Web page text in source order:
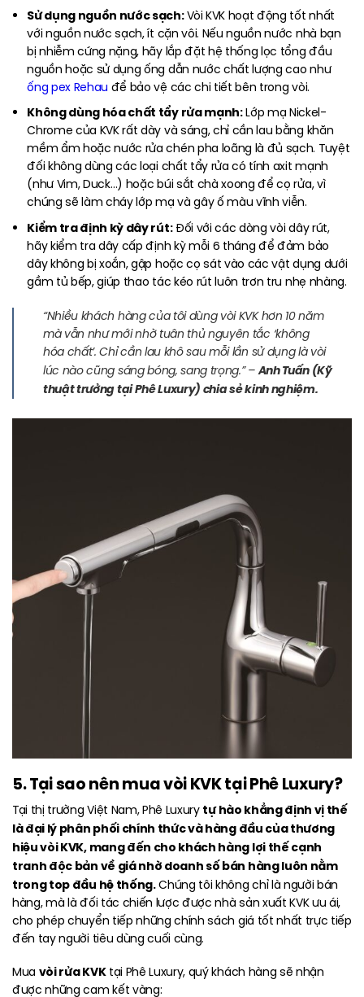
Sử dụng nguồn nước sạch:Vòi KVK hoạt động tốt nhất
với nguồn nước sạch, ít cặn vôi. Nếu nguồn nước nhà bạn
bị nhiễm cứng nặng, hãy lắp đặt hệ thống lọc tổng đầu
nguồn hoặc sử dụng ống dẫn nước chất lượng cao như
ống pex Rehau để bảo vệ các chi tiết bên trong vòi.
Không dùng hóa chất tẩy rửa mạnh:Lớp mạ Nickel-
Chrome của KVK rất dày và sáng, chỉ cần lau bằng khăn
mềm ẩm hoặc nước rửa chén pha loãng là đủ sạch. Tuyệt
đối không dùng các loại chất tẩy rửa có tính axit mạnh
(như Vim, Duck…) hoặc búi sắt chà xoong để cọ rửa, vì
chúng sẽ làm cháy lớp mạ và gây ố màu vĩnh viễn.
Kiểm tra định kỳ dây rút:Đối với các dòng vòi dây rút,
hãy kiểm tra dây cấp định kỳ mỗi 6 tháng để đảm bảo
dây không bị xoắn, gập hoặc cọ sát vào các vật dụng dưới
gầm tủ bếp, giúp thao tác kéo rút luôn trơn tru nhẹ nhàng.
“Nhiều khách hàng của tôi dùng vòi KVK hơn 10 năm
mà vẫn như mới nhờ tuân thủ nguyên tắc ‘không
hóa chất’. Chỉ cần lau khô sau mỗi lần sử dụng là vòi
lúc nào cũng sáng bóng, sang trọng.”–Anh Tuấn (Kỹ
thuật trưởng tại Phê Luxury) chia sẻ kinh nghiệm.
5. Tại sao nên mua vòi KVK tại Phê Luxury?
Tại thị trường Việt Nam, Phê Luxurytự hào khẳng định vị thế
là đại lý phân phối chính thức và hàng đầu của thương
hiệu vòi KVK, mang đến cho khách hàng lợi thế cạnh
tranh độc bản về giá nhờ doanh số bán hàng luôn nằm
trong top đầu hệ thống.Chúng tôi không chỉ là người bán
hàng, mà là đối tác chiến lược được nhà sản xuất KVK ưu ái,
cho phép chuyển tiếp những chính sách giá tốt nhất trực tiếp
đến tay người tiêu dùng cuối cùng.
Mua vòi rửa KVKtại Phê Luxury, quý khách hàng sẽ nhận
được những cam kết vàng: